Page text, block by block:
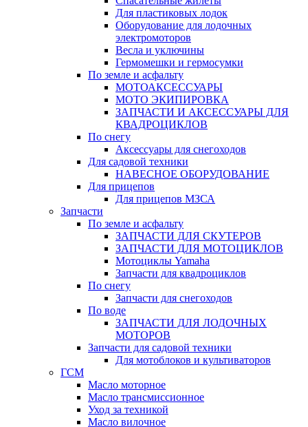
Для пластиковых лодок
Оборудование для лодочных
электромоторов
Весла и уключины
Гермомешки и гермосумки
По земле и асфальту
МОТОАКСЕССУАРЫ
МОТО ЭКИПИРОВКА
ЗАПЧАСТИ И АКСЕССУАРЫ ДЛЯ
КВАДРОЦИКЛОВ
По снегу
Аксессуары для снегоходов
Для садовой техники
НАВЕСНОЕ ОБОРУДОВАНИЕ
Для прицепов
Для прицепов МЗСА
Запчасти
По земле и асфальту
ЗАПЧАСТИ ДЛЯ СКУТЕРОВ
ЗАПЧАСТИ ДЛЯ МОТОЦИКЛОВ
Мотоциклы Yamaha
Запчасти для квадроциклов
По снегу
Запчасти для снегоходов
По воде
ЗАПЧАСТИ ДЛЯ ЛОДОЧНЫХ
МОТОРОВ
Запчасти для садовой техники
Для мотоблоков и культиваторов
ГСМ
Масло моторное
Масло трансмиссионное
Уход за техникой
Масло вилочное